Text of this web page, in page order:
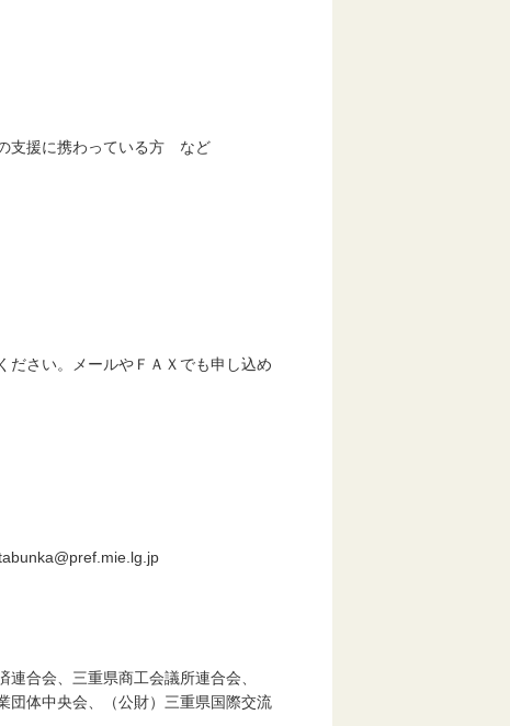
支援に携わっている方 など
さい。メールやＦＡＸでも申し込め
合会、三重県商工会議所連合会、
中央会、（公財）三重県国際交流